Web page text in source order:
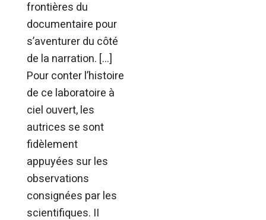
frontières du
documentaire pour
s’aventurer du côté
de la narration. […]
Pour conter l’histoire
de ce laboratoire à
ciel ouvert, les
autrices se sont
fidèlement
appuyées sur les
observations
consignées par les
scientifiques. II